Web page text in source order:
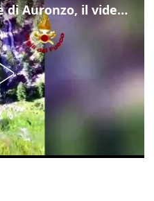
Frana lambisce le case di Auronzo, il video dall'elicottero dei vigili del fuoco